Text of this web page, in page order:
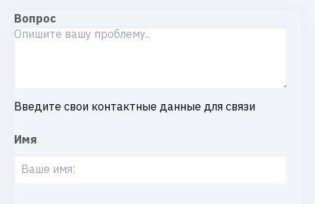
Вопрос
Введите свои контактные данные для связи
Имя